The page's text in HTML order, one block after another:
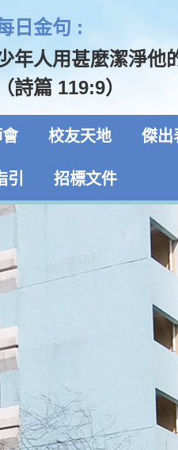
日金句 :
年人用甚麼潔淨他
（詩篇 119:9）
校友天地 傑出
招標文件